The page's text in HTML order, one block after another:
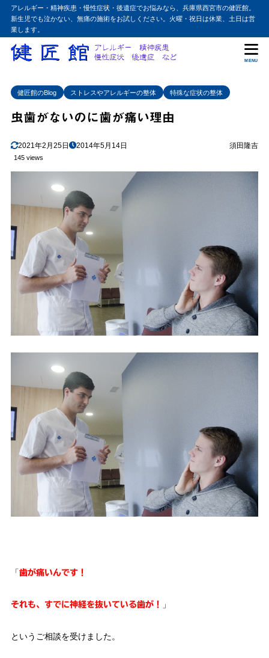
アレルギー・精神疾患・慢性症状・後遺症でお悩みなら、兵庫県西宮市の健匠館。
新生児でも泣かない、無痛の施術をお試しください。火曜・祝日は休業、土日は営
業します。
MENU
健匠館のBlog ストレスやアレルギーの整体 特殊な症状の整体
虫歯がないのに歯が痛い理由
2021年2月25日 2014年5月14日 須田隆吉
145 views
「歯が痛いんです！
それも、すでに神経を抜いている歯が！ 」
というご相談を受けました。